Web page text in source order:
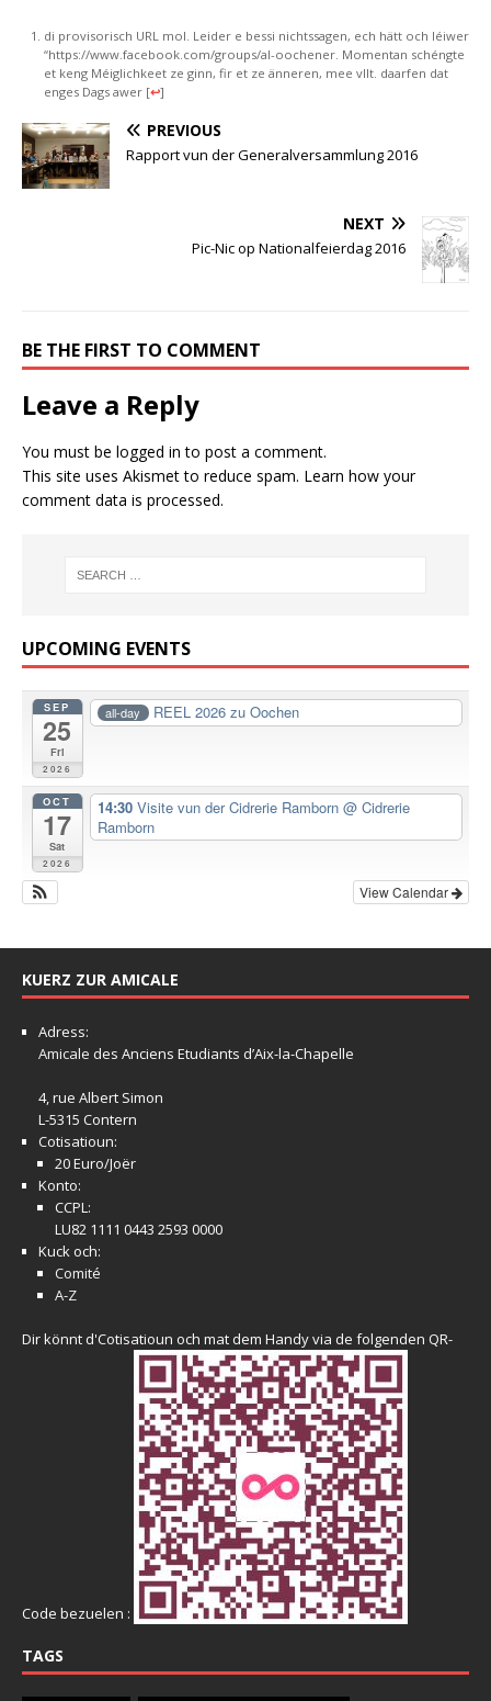
di provisorisch URL mol. Leider e bessi nichtssagen, ech hätt och léiwer
“https://www.facebook.com/groups/al-oochener. Momentan schéngte
et keng Méiglichkeet ze ginn, fir et ze änneren, mee vllt. daarfen dat
enges Dags awer [↩]
PREVIOUS
Rapport vun der Generalversammlung 2016
NEXT
Pic-Nic op Nationalfeierdag 2016
BE THE FIRST TO COMMENT
Leave a Reply
You must be logged in to post a comment.
This site uses Akismet to reduce spam. Learn how your
comment data is processed.
UPCOMING EVENTS
SEP
25
Fri
2026
all-day REEL 2026 zu Oochen
OCT
17
Sat
2026
14:30 Visite vun der Cidrerie Ramborn @ Cidrerie
Ramborn
View Calendar
KUERZ ZUR AMICALE
Adress:
Amicale des Anciens Etudiants d’Aix-la-Chapelle
4, rue Albert Simon
L-5315 Contern
Cotisatioun:
20 Euro/Joër
Konto:
CCPL:
LU82 1111 0443 2593 0000
Kuck och:
Comité
A-Z
Dir könnt d'Cotisatioun och mat dem Handy via de folgenden QR-
Code bezuelen :
TAGS